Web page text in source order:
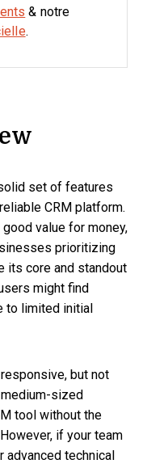
& notre
.
set of features
CRM platform.
value for money,
prioritizing
its core and standout
might find
to limited initial
but not
sized
tool without the
if your team
technical